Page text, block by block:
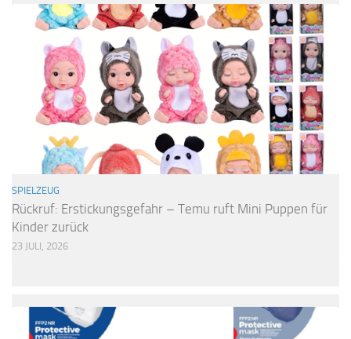
SPIELZEUG
Rückruf: Erstickungsgefahr – Temu ruft Mini Puppen für
Kinder zurück
23 JULI, 2026